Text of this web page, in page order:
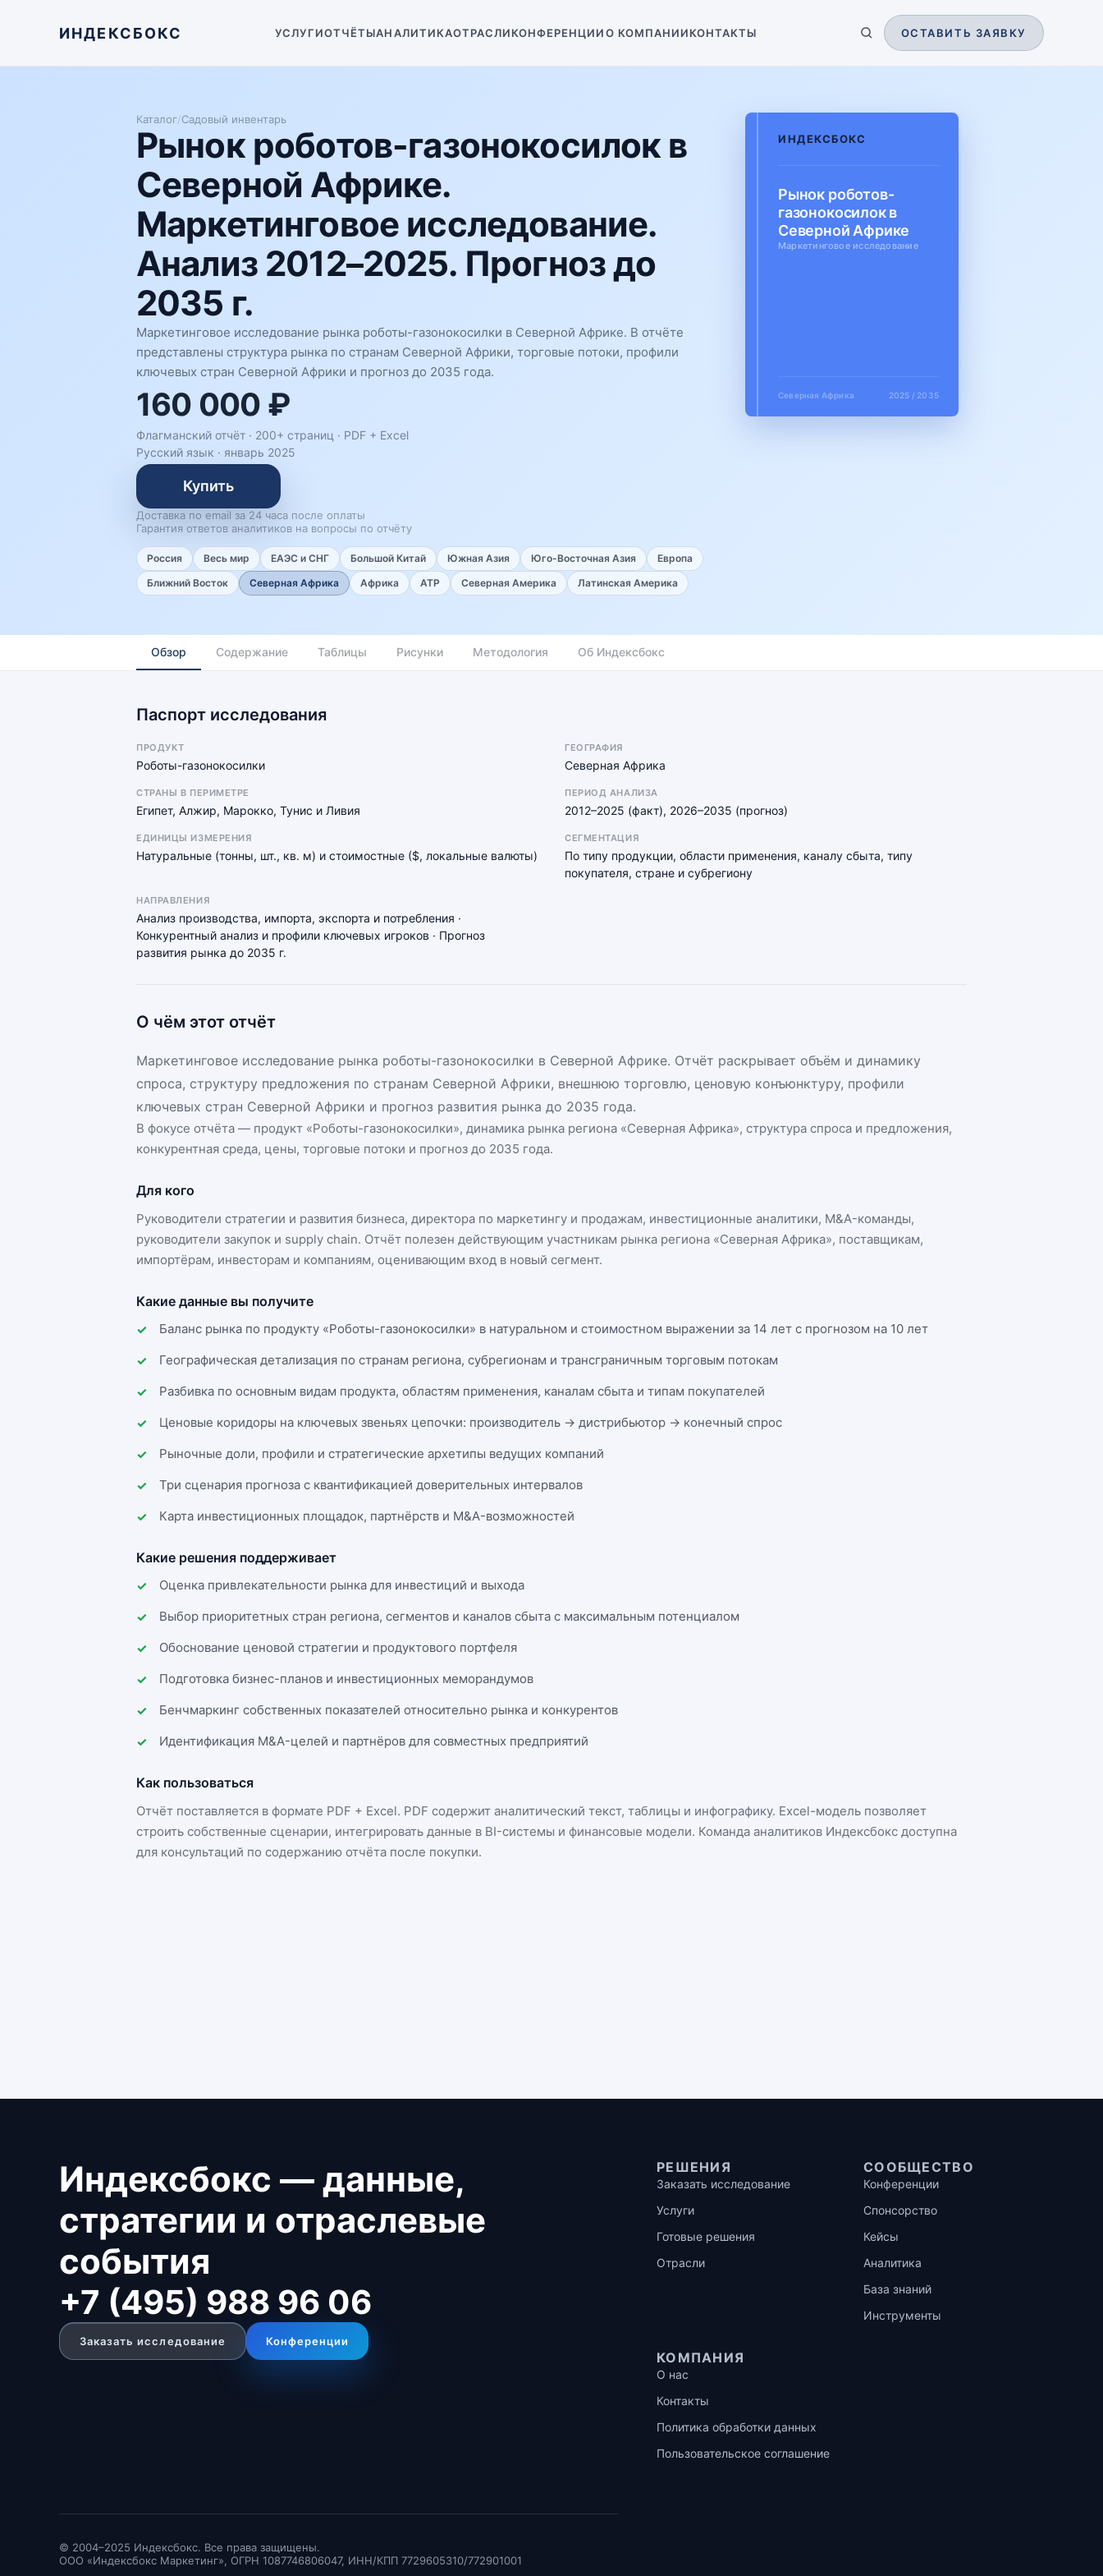
ИНДЕКСБОКС УСЛУГИОТЧЁТЫАНАЛИТИКАОТРАСЛИКОНФЕРЕНЦИИО КОМПАНИИКОНТАКТЫ ОСТАВИТЬ ЗАЯВКУ
Каталог/Садовый инвентарь
Рынок роботов-газонокосилок в
Северной Африке.
Маркетинговое исследование.
Анализ 2012–2025. Прогноз до
2035 г.
Маркетинговое исследование рынка роботы-газонокосилки в Северной Африке. В отчёте
представлены структура рынка по странам Северной Африки, торговые потоки, профили
ключевых стран Северной Африки и прогноз до 2035 года.
160 000 ₽
Флагманский отчёт · 200+ страниц · PDF + Excel
Русский язык · январь 2025
Купить
Доставка по email за 24 часа после оплаты
Гарантия ответов аналитиков на вопросы по отчёту
Россия Весь мир ЕАЭС и СНГ Большой Китай Южная Азия Юго-Восточная Азия
Европа
Ближний Восток
Северная Африка Африка АТР Северная Америка Латинская Америка
ИНДЕКСБОКС
Рынок роботов-
газонокосилок в
Северной Африке
Маркетинговое исследование
Северная Африка 2025 / 2035
Обзор Содержание Таблицы Рисунки Методология Об Индексбокс
Паспорт исследования
ПРОДУКТ
Роботы-газонокосилки
ГЕОГРАФИЯ
Северная Африка
СТРАНЫ В ПЕРИМЕТРЕ
Египет, Алжир, Марокко, Тунис и Ливия
ПЕРИОД АНАЛИЗА
2012–2025 (факт), 2026–2035 (прогноз)
ЕДИНИЦЫ ИЗМЕРЕНИЯ
Натуральные (тонны, шт., кв. м) и стоимостные ($, локальные валюты)
СЕГМЕНТАЦИЯ
По типу продукции, области применения, каналу сбыта, типу
покупателя, стране и субрегиону
НАПРАВЛЕНИЯ
Анализ производства, импорта, экспорта и потребления ·
Конкурентный анализ и профили ключевых игроков · Прогноз
развития рынка до 2035 г.
О чём этот отчёт
Маркетинговое исследование рынка роботы-газонокосилки в Северной Африке. Отчёт раскрывает объём и динамику
спроса, структуру предложения по странам Северной Африки, внешнюю торговлю, ценовую конъюнктуру, профили
ключевых стран Северной Африки и прогноз развития рынка до 2035 года.
В фокусе отчёта — продукт «Роботы-газонокосилки», динамика рынка региона «Северная Африка», структура спроса и предложения,
конкурентная среда, цены, торговые потоки и прогноз до 2035 года.
Для кого
Руководители стратегии и развития бизнеса, директора по маркетингу и продажам, инвестиционные аналитики, M&A-команды,
руководители закупок и supply chain. Отчёт полезен действующим участникам рынка региона «Северная Африка», поставщикам,
импортёрам, инвесторам и компаниям, оценивающим вход в новый сегмент.
Какие данные вы получите
Баланс рынка по продукту «Роботы-газонокосилки» в натуральном и стоимостном выражении за 14 лет с прогнозом на 10 лет
Географическая детализация по странам региона, субрегионам и трансграничным торговым потокам
Разбивка по основным видам продукта, областям применения, каналам сбыта и типам покупателей
Ценовые коридоры на ключевых звеньях цепочки: производитель → дистрибьютор → конечный спрос
Рыночные доли, профили и стратегические архетипы ведущих компаний
Три сценария прогноза с квантификацией доверительных интервалов
Карта инвестиционных площадок, партнёрств и M&A-возможностей
Какие решения поддерживает
Оценка привлекательности рынка для инвестиций и выхода
Выбор приоритетных стран региона, сегментов и каналов сбыта с максимальным потенциалом
Обоснование ценовой стратегии и продуктового портфеля
Подготовка бизнес-планов и инвестиционных меморандумов
Бенчмаркинг собственных показателей относительно рынка и конкурентов
Идентификация M&A-целей и партнёров для совместных предприятий
Как пользоваться
Отчёт поставляется в формате PDF + Excel. PDF содержит аналитический текст, таблицы и инфографику. Excel-модель позволяет
строить собственные сценарии, интегрировать данные в BI-системы и финансовые модели. Команда аналитиков Индексбокс доступна
для консультаций по содержанию отчёта после покупки.
Индексбокс — данные,
стратегии и отраслевые
события
+7 (495) 988 96 06
Заказать исследование Конференции
РЕШЕНИЯ
Заказать исследование
Услуги
Готовые решения
Отрасли
СООБЩЕСТВО
Конференции
Спонсорство
Кейсы
Аналитика
База знаний
Инструменты
КОМПАНИЯ
О нас
Контакты
Политика обработки данных
Пользовательское соглашение
© 2004–2025 Индексбокс. Все права защищены.
ООО «Индексбокс Маркетинг», ОГРН 1087746806047, ИНН/КПП 7729605310/772901001